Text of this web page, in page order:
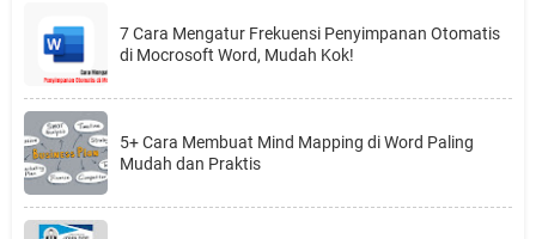
7 Cara Mengatur Frekuensi Penyimpanan Otomatis
di Mocrosoft Word, Mudah Kok!
5+ Cara Membuat Mind Mapping di Word Paling
Mudah dan Praktis